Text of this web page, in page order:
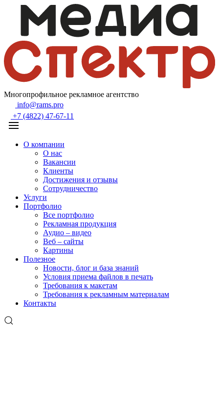
Многопрофильное рекламное агентство
info@rams.pro
+7 (4822) 47-67-11
О компании
О нас
Вакансии
Клиенты
Достижения и отзывы
Сотрудничество
Услуги
Портфолио
Все портфолио
Рекламная продукция
Аудио – видео
Веб – сайты
Картины
Полезное
Новости, блог и база знаний
Условия приема файлов в печать
Требования к макетам
Требования к рекламным материалам
Контакты